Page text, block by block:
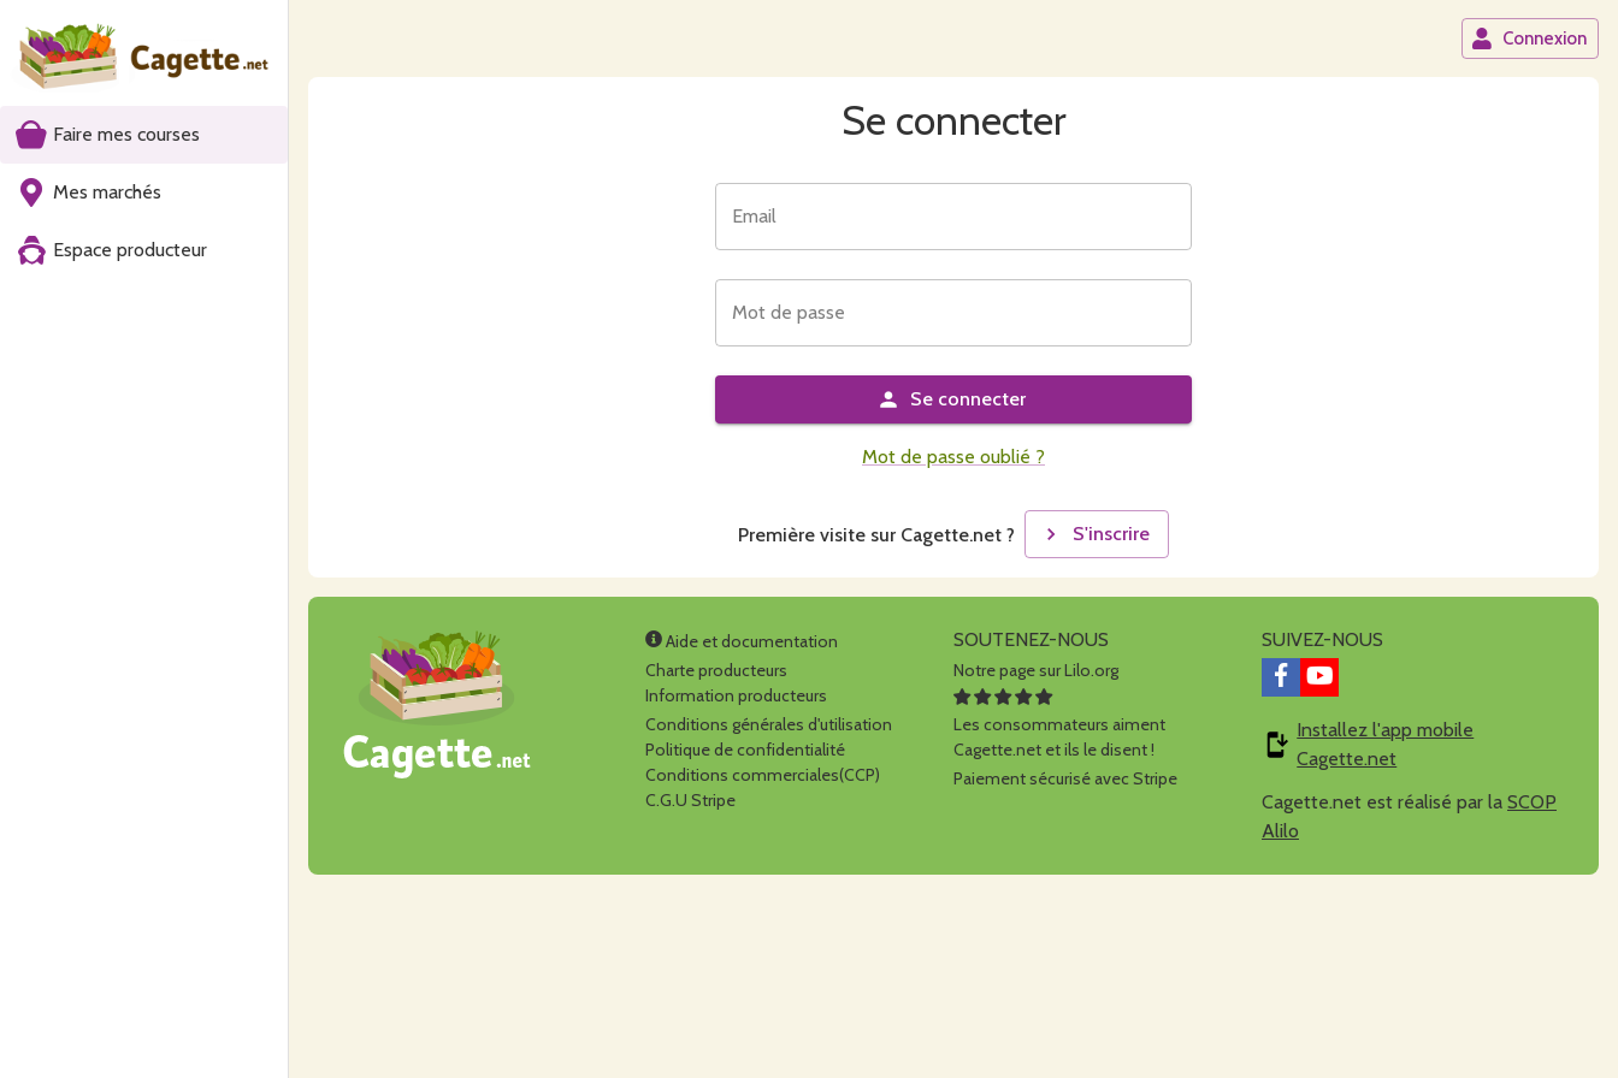
Faire mes courses
Mes marchés
Espace producteur
Connexion
Se connecter
Email
Mot de passe
Se connecter
Mot de passe oublié ?
Première visite sur Cagette.net ? S'inscrire
Aide et documentation
Charte producteurs
Information producteurs
Conditions générales d'utilisation
Politique de confidentialité
Conditions commerciales(CCP)
C.G.U Stripe
SOUTENEZ-NOUS
Notre page sur Lilo.org
Les consommateurs aiment
Cagette.net et ils le disent !
Paiement sécurisé avec Stripe
SUIVEZ-NOUS
Installez l'app mobile
Cagette.net
Cagette.net est réalisé par la SCOP
Alilo